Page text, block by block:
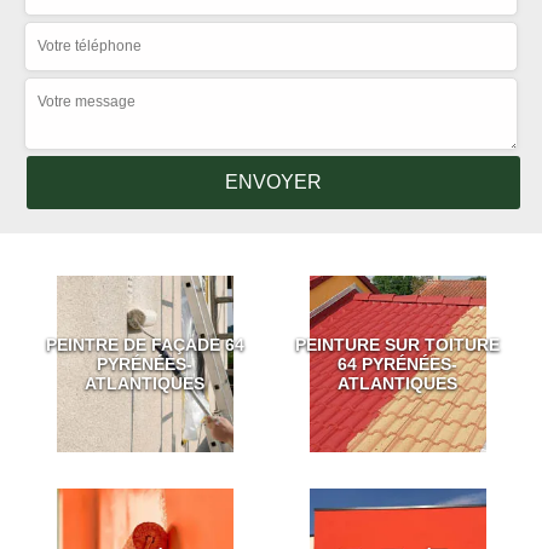
PEINTRE DE FAÇADE 64
PYRÉNÉES-
ATLANTIQUES
PEINTURE SUR TOITURE
64 PYRÉNÉES-
ATLANTIQUES